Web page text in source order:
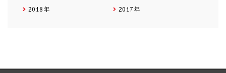
2018年 2017年